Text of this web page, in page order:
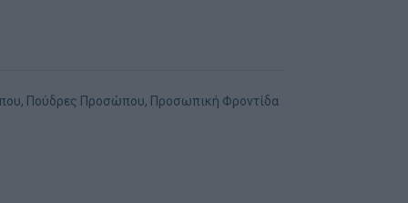
, Πούδρες Προσώπου, Προσωπική Φροντίδα